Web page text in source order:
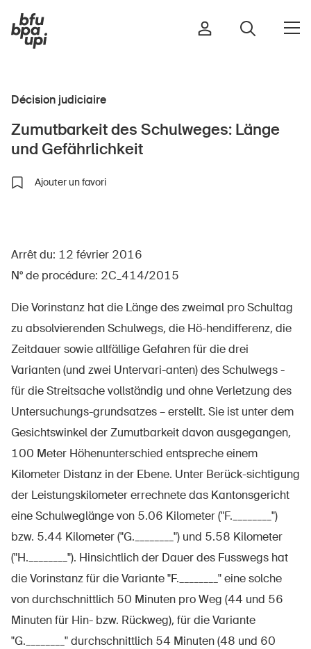
Sport et activité physique
Bâtiments et installations
Entreprises
À propos du BPA
Médias
Sinus Plus
Campagnes
Postes vacants
Commander et télécharger
Cours et événements
Décision judiciaire
Zumutbarkeit des Schulweges: Länge
und Gefährlichkeit
Ajouter un favori
Arrêt du: 12 février 2016
N° de procédure: 2C_414/2015
Die Vorinstanz hat die Länge des zweimal pro Schultag
zu absolvierenden Schulwegs, die Hö-hendifferenz, die
Zeitdauer sowie allfällige Gefahren für die drei
Varianten (und zwei Untervari-anten) des Schulwegs -
für die Streitsache vollständig und ohne Verletzung des
Untersuchungs-grundsatzes – erstellt. Sie ist unter dem
Gesichtswinkel der Zumutbarkeit davon ausgegangen,
100 Meter Höhenunterschied entspreche einem
Kilometer Distanz in der Ebene. Unter Berück-sichtigung
der Leistungskilometer errechnete das Kantonsgericht
eine Schulweglänge von 5.06 Kilometer ("F.________")
bzw. 5.44 Kilometer ("G.________") und 5.58 Kilometer
("H.________"). Hinsichtlich der Dauer des Fusswegs hat
die Vorinstanz für die Variante "F.________" eine solche
von durchschnittlich 50 Minuten pro Weg (44 und 56
Minuten für Hin- bzw. Rückweg), für die Variante
"G.________" durchschnittlich 54 Minuten (48 und 60